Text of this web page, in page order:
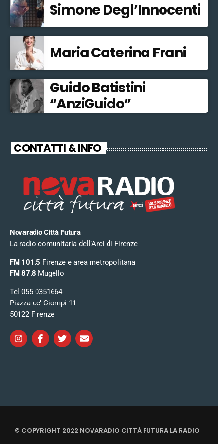
Simone Degl’Innocenti
Maria Caterina Frani
Guido Batistini
“AnziGuido”
CONTATTI & INFO
Novaradio Città Futura
La radio comunitaria dell’Arci di Firenze
FM 101.5 Firenze e area metropolitana
FM 87.8 Mugello
Tel 055 0351664
Piazza de’ Ciompi 11
50122 Firenze
© COPYRIGHT 2022 NOVARADIO CITTÀ FUTURA LA RADIO